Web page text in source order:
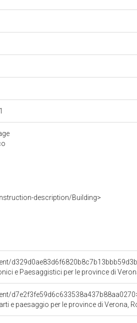
description/Building>
e Paesaggistici per le province di
e paesaggio per le province di Verona,